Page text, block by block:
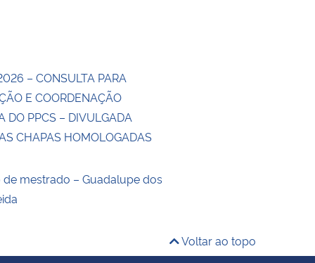
– CONSULTA PARA
E COORDENAÇÃO
DO PPCS – DIVULGADA
CHAPAS HOMOLOGADAS
mestrado – Guadalupe dos
Voltar ao topo